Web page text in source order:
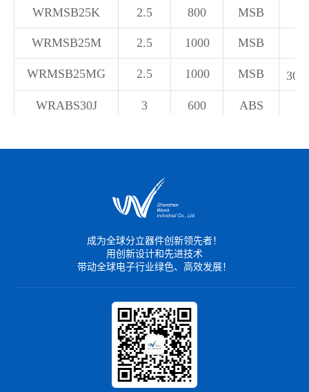
WRMSB25K 2.5 800 MSB
WRMSB25M 2.5 1000 MSB
WRMSB25MG 2.5 1000 MSB
WRABS30J 3 600 ABS
3
WRMSB40K 4 800
WRMSB40M 4 1000 MSB
4 1000
4 800
4 1000
成为全球分立器件创新领先者！
用创新设计和先进技术
带动全球电子行业绿色、高效发展！